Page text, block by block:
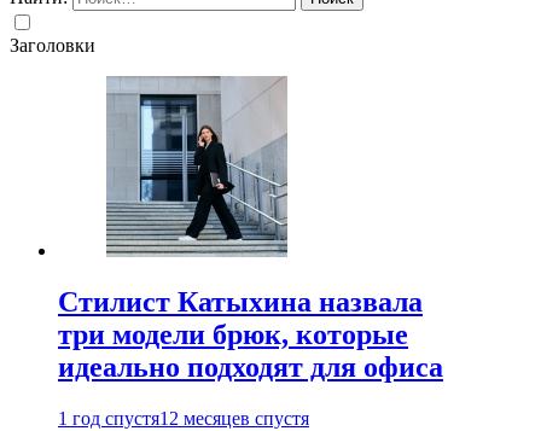
Заголовки
Стилист Катыхина назвала
три модели брюк, которые
идеально подходят для офиса
1 год спустя12 месяцев спустя